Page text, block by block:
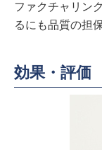
ファクチャリン
るにも品質の担
効果・評価